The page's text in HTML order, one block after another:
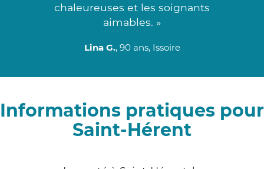
chaleureuses et les soignants
aimables. »
Lina G., 90 ans, Issoire
Informations pratiques pour
Saint-Hérent